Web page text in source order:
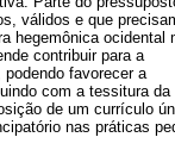
válidos e que
hegemônica ocidental
contribuir para a
favorecer a
com a tessitura da
de um currículo
nas práticas